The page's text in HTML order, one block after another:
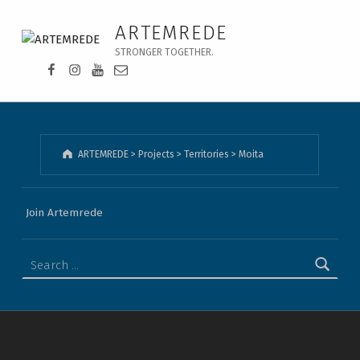
Moita - ARTEMREDE
ARTEMREDE
STRONGER TOGETHER.
Facebook da Artemrede
Instagram da Artemrede
Youtube da Artemrede
Email para artemrede@artemrede.pt
ARTEMREDE> Projects > Territories > Moita
Join Artemrede